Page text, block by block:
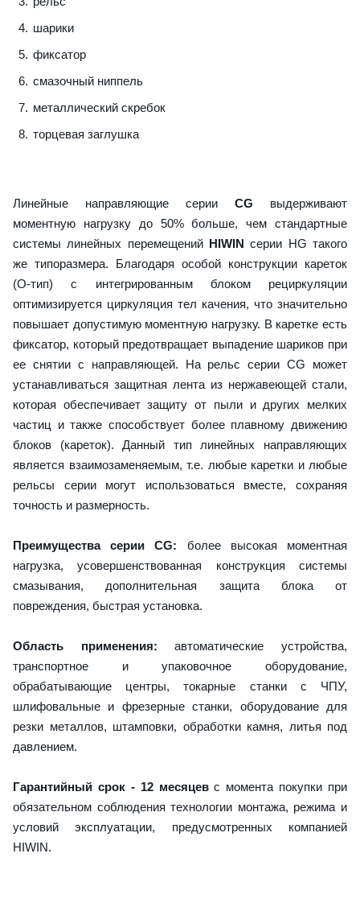
шарики
фиксатор
смазочный ниппель
металлический скребок
торцевая заглушка
Линейные направляющие серии CG выдерживают
моментную нагрузку до 50% больше, чем стандартные
системы линейных перемещений HIWIN серии HG такого
же типоразмера. Благодаря особой конструкции кареток
(О-тип) с интегрированным блоком рециркуляции
оптимизируется циркуляция тел качения, что значительно
повышает допустимую моментную нагрузку. В каретке есть
фиксатор, который предотвращает выпадение шариков при
ее снятии с направляющей. На рельс серии CG может
устанавливаться защитная лента из нержавеющей стали,
которая обеспечивает защиту от пыли и других мелких
частиц и также способствует более плавному движению
блоков (кареток). Данный тип линейных направляющих
является взаимозаменяемым, т.е. любые каретки и любые
рельсы серии могут использоваться вместе, сохраняя
точность и размерность.
Преимущества серии CG: более высокая моментная
нагрузка, усовершенствованная конструкция системы
смазывания, дополнительная защита блока от
повреждения, быстрая установка.
Область применения: автоматические устройства,
транспортное и упаковочное оборудование,
обрабатывающие центры, токарные станки с ЧПУ,
шлифовальные и фрезерные станки, оборудование для
резки металлов, штамповки, обработки камня, литья под
давлением.
Гарантийный срок - 12 месяцевс момента покупки при
обязательном соблюдения технологии монтажа, режима и
условий эксплуатации, предусмотренных компанией
HIWIN.